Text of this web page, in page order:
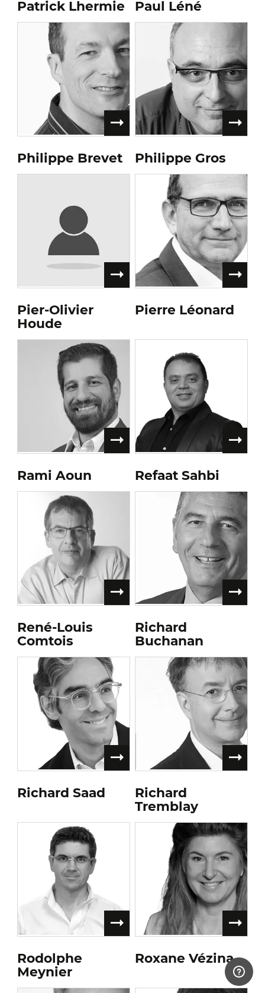
Patrick Lhermie Paul Léné
Philippe Brevet Philippe Gros
Pier-Olivier
Houde
Pierre Léonard
Rami Aoun Refaat Sahbi
René-Louis
Comtois
Richard
Buchanan
Richard Saad
Richard
Tremblay
Rodolphe
Meynier
Roxane Vézina